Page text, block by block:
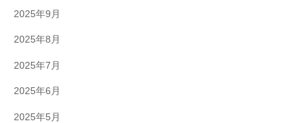
2025年9月
2025年8月
2025年7月
2025年6月
2025年5月